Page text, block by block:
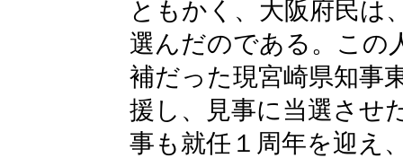
ともかく、大阪府民は
選んだのである。この
補だった現宮崎県知事
援し、見事に当選させ
事も就任１周年を迎え